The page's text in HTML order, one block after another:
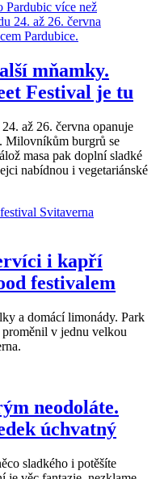
mňamky.
Festival je tu
až 26. června opanuje
Milovníkům burgrů se
masa pak doplní sladké
nabídnou i vegetariánské
i kapří
festivalem
a domácí limonády. Park
proměnil v jednu velkou
neodoláte.
úchvatný
sladkého i potěšíte